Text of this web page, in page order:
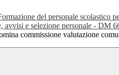
del personale scolastico
avvisi e selezione personale - DM
commissione valutazione